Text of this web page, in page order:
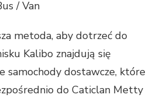
/ Van
metoda, aby dotrzeć do
Kalibo znajdują się
samochody dostawcze, które
do Caticlan Metty